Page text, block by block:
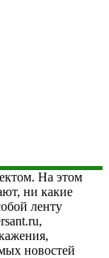
На этом
ни какие
ленту
новостей